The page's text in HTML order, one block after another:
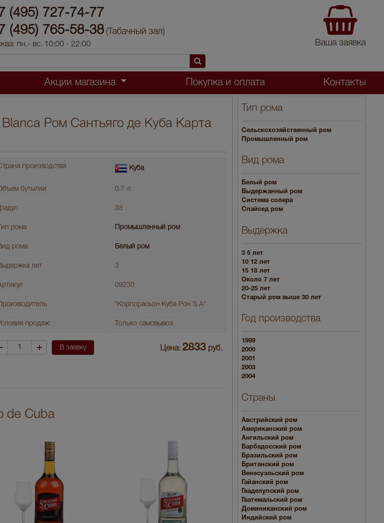
(495) 727-74-77
(495) 765-58-38 (Табачный зал)
пн.- вс. 10:00 - 22:00 Ваша заявка
Акции магазина Покупка и оплата Контакты
Ром Сантьяго де Куба Карта
производства Куба
бутылки 0.7 л
Градус 38
Тип рома Промышленный ром
рома Белый ром
лет 3
09230
Производитель "Корпорасьон Куба Рон S.A"
продаж: Только самовывоз
В заявку Цена: 2833 руб.
de Cuba
Тип рома
Cельскохозяйственный ром
Промышленный ром
Вид рома
Белый ром
Выдержанный ром
Система солера
Спайсед ром
Выдержка
3 5 лет
10 12 лет
15 18 лет
Около 7 лет
20-25 лет
Старый ром выше 30 лет
Год производства
1999
2000
2001
2003
2004
Страны
Австрийский ром
Американский ром
Ангильский ром
Барбадосский ром
Бразильский ром
Британский ром
Венесуэльский ром
Гайанский ром
Гваделупский ром
Гватемальский ром
Доминиканский ром
Индийский ром